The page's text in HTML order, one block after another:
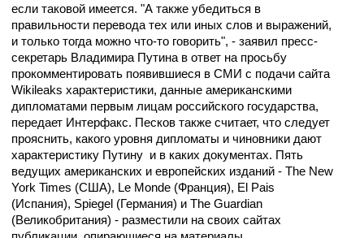
если таковой имеется. "А также убедиться в
правильности перевода тех или иных слов и выражений,
и только тогда можно что-то говорить", - заявил пресс-
секретарь Владимира Путина в ответ на просьбу
прокомментировать появившиеся в СМИ с подачи сайта
Wikileaks характеристики, данные американскими
дипломатами первым лицам российского государства,
передает Интерфакс. Песков также считает, что следует
прояснить, какого уровня дипломаты и чиновники дают
характеристику Путину и в каких документах. Пять
ведущих американских и европейских изданий - The New
York Times (США), Le Monde (Франция), El Pais
(Испания), Spiegel (Германия) и The Guardian
(Великобритания) - разместили на своих сайтах